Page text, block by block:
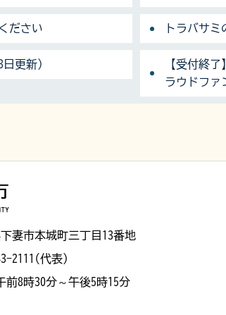
ださい トラバサ
更新）
【受付終
ラウドファ
妻市本城町三丁目13番地
2111(代表)
前8時30分～午後5時15分